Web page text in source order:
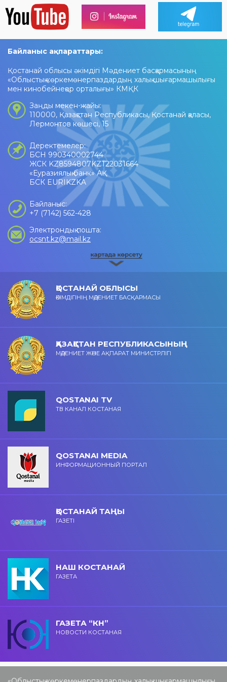
Байланыс ақпараттары:
Қостанай облысы әкімдігі Мәдениет басқармасының
«Облыстық көркемөнерпаздардың халық шығармашылығы
мен кинобейнеқор орталығы» КМҚК
Заңды мекен-жайы:
110000, Қазақстан Республикасы, Қостанай қаласы,
Лермонтов көшесі, 15
Деректемелер:
БСН 990340002744
ЖСК KZ8594807KZT22031664
«Еуразиялық банк» АҚ
БСК EURIKZKA
Байланыс:
+7 (7142) 562-428
Электрондық пошта:
ocsnt.kz@mail.kz
ҚОСТАНАЙ ОБЛЫСЫ
ӘКІМДІГІНІҢ МӘДЕНИЕТ БАСҚАРМАСЫ
ҚАЗАҚСТАН РЕСПУБЛИКАСЫНЫҢ
МӘДЕНИЕТ ЖӘНЕ АҚПАРАТ МИНИСТРЛІГІ
QOSTANAI TV
ТВ КАНАЛ КОСТАНАЯ
QOSTANAI MEDIA
ИНФОРМАЦИОННЫЙ ПОРТАЛ
ҚОСТАНАЙ ТАҢЫ
ГАЗЕТІ
НАШ КОСТАНАЙ
ГАЗЕТА
ГАЗЕТА “КН”
НОВОСТИ КОСТАНАЯ